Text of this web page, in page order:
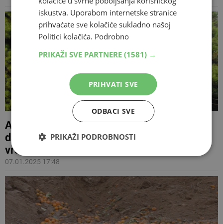
APEL IZ DOLINE NERETVE 'Prije godinu
dana sam službe obavijestio o invazivnoj
vrsti, ali nitko ništa nije učinio‘
07.01.2025 17:48
iskustva. Uporabom internetske stranice
prihvaćate sve kolačiće sukladno našoj
Politici kolačića. Podrobno
PRIKAŽI SVE PARTNERE (1581) →
PRIHVATI SVE
ODBACI SVE
PRIKAŽI PODROBNOSTI